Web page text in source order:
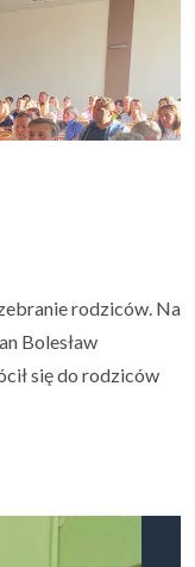
rodziców. Na
Bolesław
się do rodziców